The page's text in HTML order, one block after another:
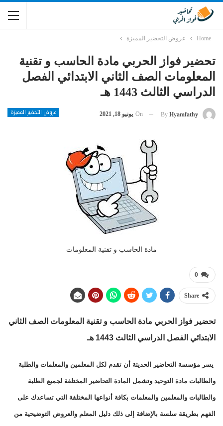
Home عروض التحضير المميزة
تحضير فواز الحربي مادة الحاسب و تقنية
المعلومات الصف الثاني الابتدائي الفصل
الدراسي الثالث 1443 هـ
عروض التحضير المميزة By Hyamfathy
On يونيو 18, 2021
مادة الحاسب و تقنية المعلومات
0
Share
تحضير فواز الحربي مادة الحاسب و تقنية المعلومات الصف الثاني
الابتدائي الفصل الدراسي الثالث 1443 هـ
يسر مؤسسة التحاضير الحديثة أن تقدم لكل المعلمين والمعلمات والطلبة
والطالبات مادة التوحيد وتشمل المادة التحاضير المختلفة لجميع الطلبة
والطالبات والمعلمين والمعلمات بكافة أنواعها المختلفة التي تساعدك على
الفهم بطريقة سلسة بالإضافة إلى ذلك دليل المعلم والعروض التوضيحية من